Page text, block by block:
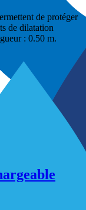
de protéger
de dilatation
: 0.50 m.